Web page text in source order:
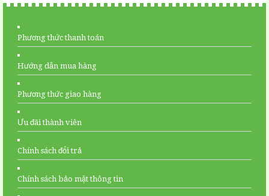
Phương thức thanh toán
Hướng dẫn mua hàng
Phương thức giao hàng
Ưu đãi thành viên
Chính sách đổi trả
Chính sách bảo mật thông tin